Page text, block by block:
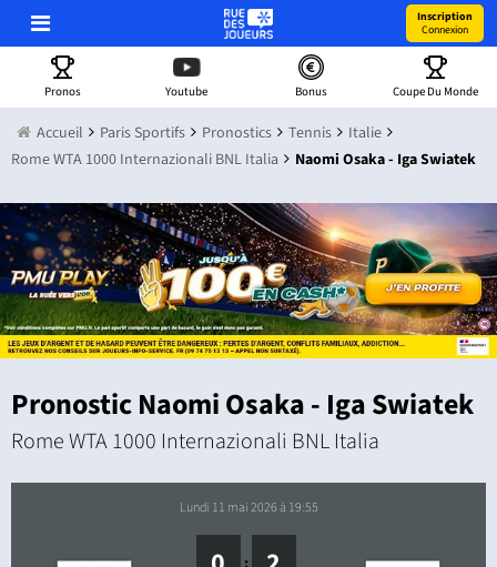
Inscription
Connexion
Pronos Youtube Bonus Coupe Du Monde
Accueil Paris Sportifs Pronostics Tennis
Italie
Rome WTA 1000 Internazionali BNL Italia
Naomi Osaka - Iga Swiatek
Pronostic Naomi Osaka - Iga Swiatek
Rome WTA 1000 Internazionali BNL Italia
lundi 11 mai 2026 à 19:55